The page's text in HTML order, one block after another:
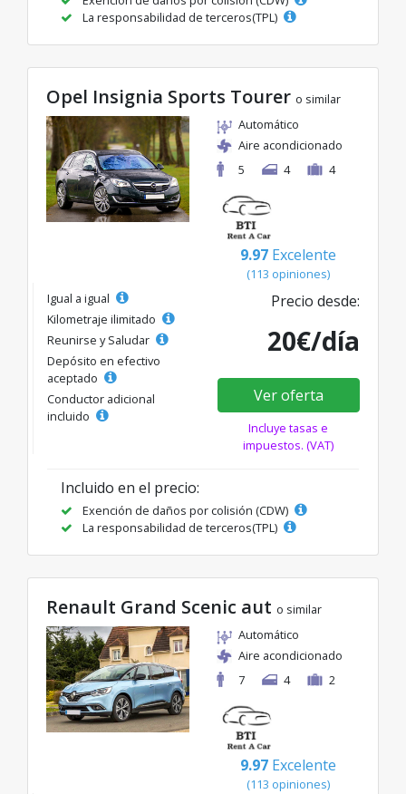
La responsabilidad de terceros(TPL)
Opel Insignia Sports Tourer o similar
Automático
Aire acondicionado
5
4 4
9.97 Excelente
(113 opiniones)
Igual a igual
Kilometraje ilimitado
Reunirse y Saludar
Depósito en efectivo
aceptado
Conductor adicional
incluido
Precio desde:
20€/día
Ver oferta
Incluye tasas e
impuestos. (VAT)
Incluido en el precio:
Exención de daños por colisión (CDW)
La responsabilidad de terceros(TPL)
Renault Grand Scenic aut o similar
Automático
Aire acondicionado
7
4 2
9.97 Excelente
(113 opiniones)